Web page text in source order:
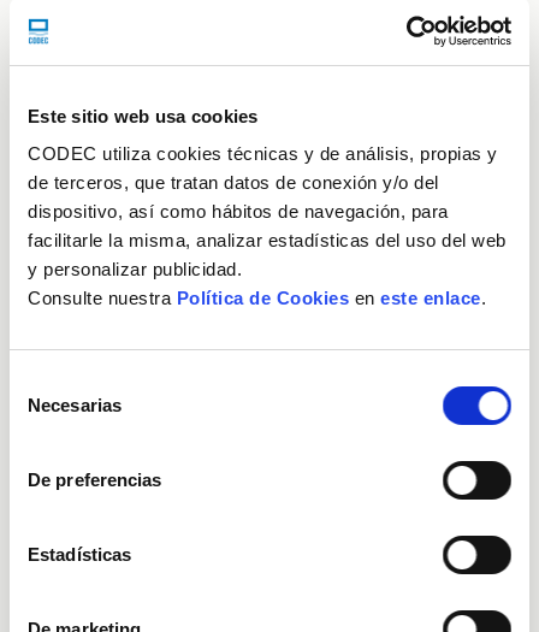
Este sitio web usa cookies
CODEC utiliza cookies técnicas y de análisis, propias y
de terceros, que tratan datos de conexión y/o del
dispositivo, así como hábitos de navegación, para
facilitarle la misma, analizar estadísticas del uso del web
y personalizar publicidad.
Consulte nuestra Política de Cookies en este enlace.
Necesarias
De preferencias
Estadísticas
Destaquem
Club Empreses
Club Treballadors i Treballadores
Treballem en xarxa
Testimonis